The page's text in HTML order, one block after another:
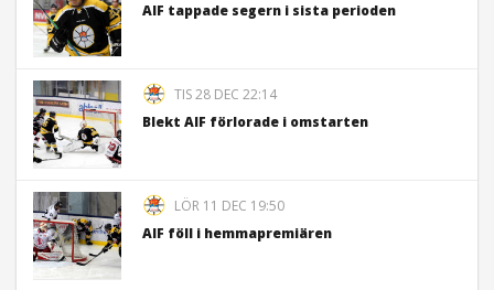
AIF tappade segern i sista perioden
TIS 28 DEC 22:14
Blekt AIF förlorade i omstarten
LÖR 11 DEC 19:50
AIF föll i hemmapremiären